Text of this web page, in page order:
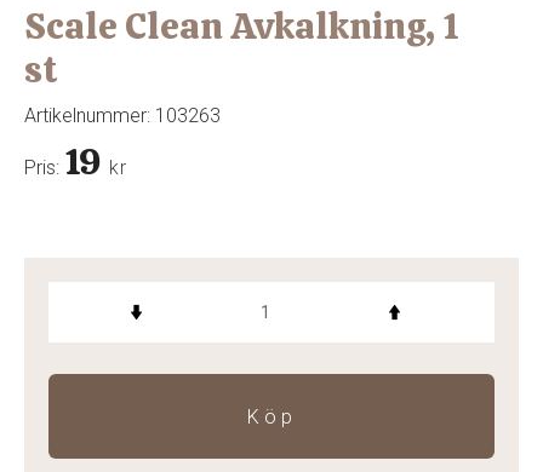
Scale Clean Avkalkning, 1
st
Artikelnummer: 103263
Pris: 19 kr
Köp